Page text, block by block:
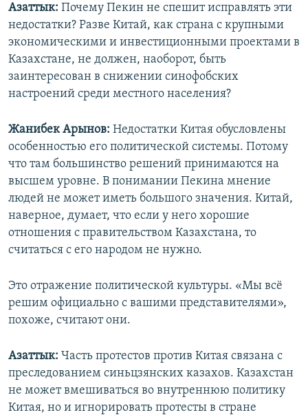
Азаттык: Почему Пекин не спешит исправлять эти
недостатки? Разве Китай, как страна с крупными
экономическими и инвестиционными проектами в
Казахстане, не должен, наоборот, быть
заинтересован в снижении синофобских
настроений среди местного населения?
Жанибек Арынов: Недостатки Китая обусловлены
особенностью его политической системы. Потому
что там большинство решений принимаются на
высшем уровне. В понимании Пекина мнение
людей не может иметь большого значения. Китай,
наверное, думает, что если у него хорошие
отношения с правительством Казахстана, то
считаться с его народом не нужно.
Это отражение политической культуры. «Мы всё
решим официально с вашими представителями»,
похоже, считают они.
Азаттык: Часть протестов против Китая связана с
преследованием синьцзянских казахов. Казахстан
не может вмешиваться во внутреннюю политику
Китая, но и игнорировать протесты в стране